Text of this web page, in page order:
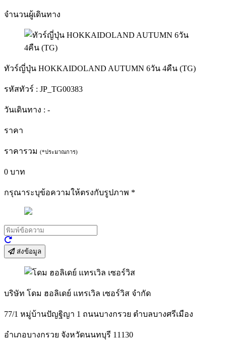
จำนวนผู้เดินทาง
ทัวร์ญี่ปุ่น HOKKAIDOLAND AUTUMN 6วัน 4คืน (TG)
รหัสทัวร์ : JP_TG00383
วันเดินทาง : -
ราคา
ราคารวม (*ประมาณการ)
0 บาท
กรุณาระบุข้อความให้ตรงกับรูปภาพ *
ส่งข้อมูล
บริษัท โดม ฮอลิเดย์ แทรเวิล เซอร์วิส จำกัด
77/1 หมู่บ้านปัญฐิญา 1 ถนนบางกรวย ตำบลบางศรีเมือง
อำเภอบางกรวย จังหวัดนนทบุรี 11130